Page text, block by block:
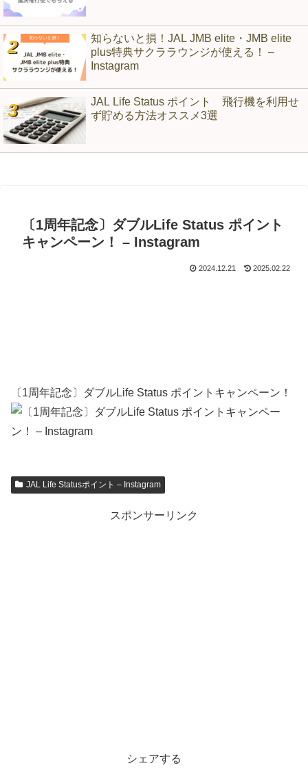
知らないと損！JAL JMB elite・JMB elite
plus特典サクララウンジが使える！ –
Instagram
JAL Life Status ポイント 飛行機を利用せ
ず貯める方法オススメ3選
〔1周年記念〕ダブルLife Status ポイント
キャンペーン！ – Instagram
2024.12.21 2025.02.22
〔1周年記念〕ダブルLife Status ポイントキャンペーン！
JAL Life Statusポイント – Instagram
スポンサーリンク
シェアする